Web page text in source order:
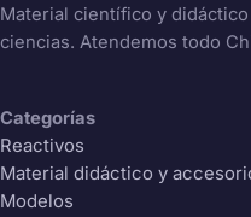
Material científico y
ciencias. Atendemos todo
Categorías
Reactivos
Material didáctico y
Modelos